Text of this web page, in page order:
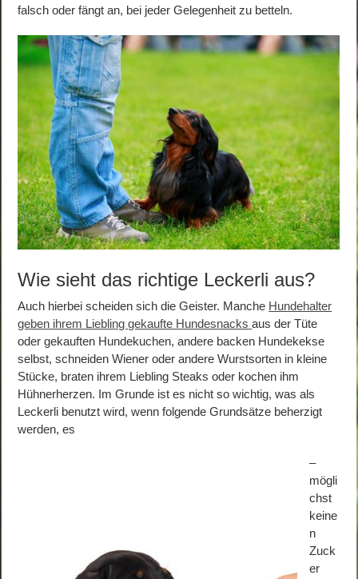
falsch oder fängt an, bei jeder Gelegenheit zu betteln.
Wie sieht das richtige Leckerli aus?
Auch hierbei scheiden sich die Geister. Manche Hundehalter
geben ihrem Liebling gekaufte Hundesnacksaus der Tüte
oder gekauften Hundekuchen, andere backen Hundekekse
selbst, schneiden Wiener oder andere Wurstsorten in kleine
Stücke, braten ihrem Liebling Steaks oder kochen ihm
Hühnerherzen. Im Grunde ist es nicht so wichtig, was als
Leckerli benutzt wird, wenn folgende Grundsätze beherzigt
werden, es
–
mögli
chst
keine
n
Zuck
er